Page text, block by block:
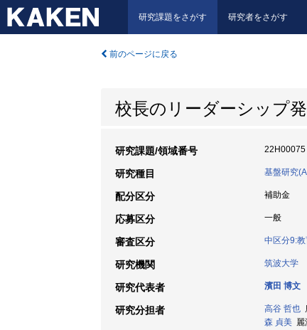
研究課題をさがす 研究者をさがす
前のページに戻る
校長のリーダーシップ
研究課題/領域番号 22H00075
研究種目 基盤研究
配分区分 補助金
応募区分 一般
審査区分 中区分9:
研究機関 筑波大学
研究代表者 濱田 博文
研究分担者 高谷 哲也
森 貞美